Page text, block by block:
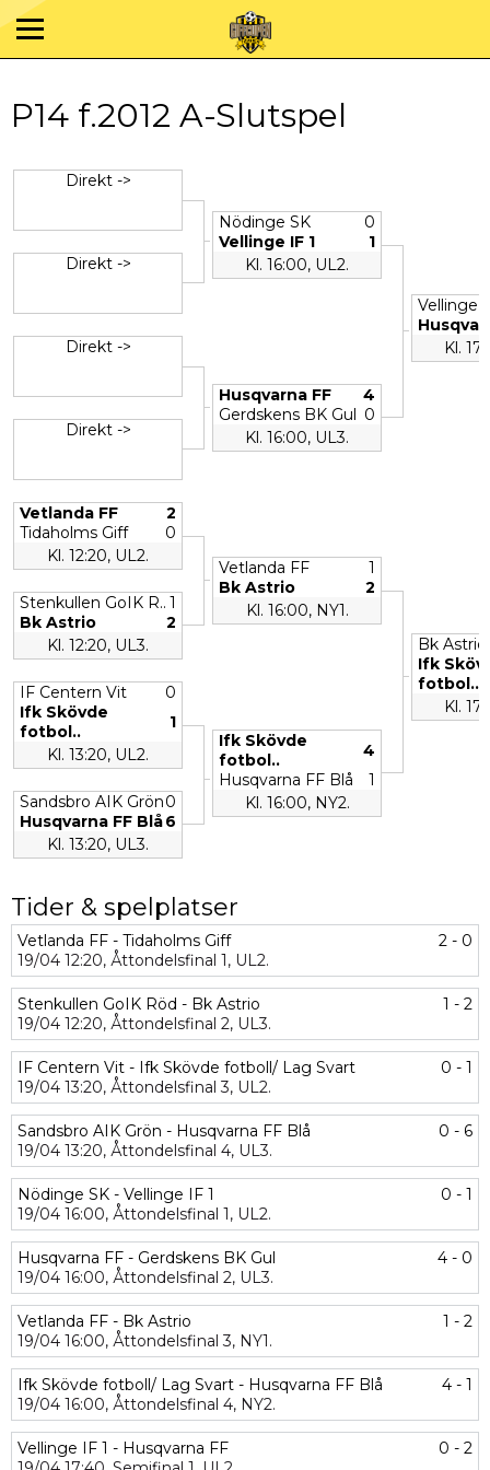
P14 f.2012 A-Slutspel
Direkt ->
Direkt ->
Direkt ->
Direkt ->
Vetlanda FF
2
Tidaholms Giff
0
Kl. 12:20, UL2.
Stenkullen GoIK R.. 1
Bk Astrio
2
Kl. 12:20, UL3.
IF Centern Vit
0
Ifk Skövde
fotbol..
1
Kl. 13:20, UL2.
Sandsbro AIK Grön0
Husqvarna FF Blå6
Kl. 13:20, UL3.
Nödinge SK
0
Vellinge IF 1
1
Kl. 16:00, UL2.
Husqvarna FF
4
Gerdskens BK Gul 0
Kl. 16:00, UL3.
Vetlanda FF
1
Bk Astrio
2
Kl. 16:00, NY1.
Ifk Skövde
fotbol..
4
Husqvarna FF Blå
1
Kl. 16:00, NY2.
Vellinge
Kl.
Bk Astrio
Ifk
fotbol..
Kl.
Tider & spelplatser
Vetlanda FF - Tidaholms Giff
2 - 0
19/04 12:20, Åttondelsfinal 1, UL2.
Stenkullen GoIK Röd - Bk Astrio
1 - 2
19/04 12:20, Åttondelsfinal 2, UL3.
IF Centern Vit - Ifk Skövde fotboll/ Lag Svart
0 - 1
19/04 13:20, Åttondelsfinal 3, UL2.
Sandsbro AIK Grön - Husqvarna FF Blå
0 - 6
19/04 13:20, Åttondelsfinal 4, UL3.
Nödinge SK - Vellinge IF 1
0 - 1
19/04 16:00, Åttondelsfinal 1, UL2.
Husqvarna FF - Gerdskens BK Gul
4 - 0
19/04 16:00, Åttondelsfinal 2, UL3.
Vetlanda FF - Bk Astrio
1 - 2
19/04 16:00, Åttondelsfinal 3, NY1.
Ifk Skövde fotboll/ Lag Svart - Husqvarna FF Blå
4 - 1
19/04 16:00, Åttondelsfinal 4, NY2.
Vellinge IF 1 - Husqvarna FF
0 - 2